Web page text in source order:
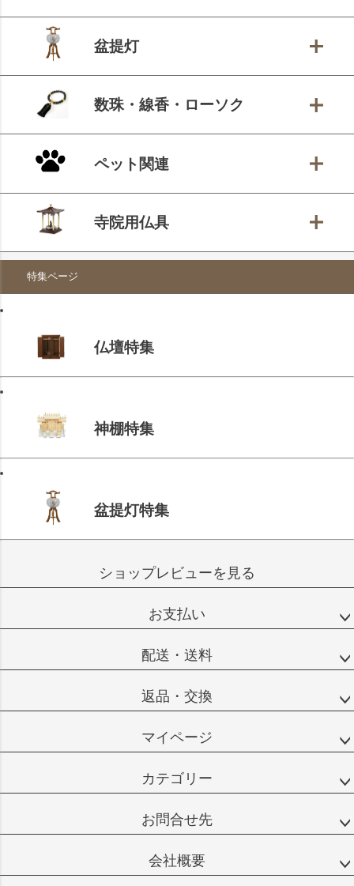
盆提灯
数珠・線香・ローソク
ペット関連
寺院用仏具
特集ページ
仏壇特集
神棚特集
盆提灯特集
ショップレビューを見る
お支払い
配送・送料
返品・交換
マイページ
カテゴリー
お問合せ先
会社概要